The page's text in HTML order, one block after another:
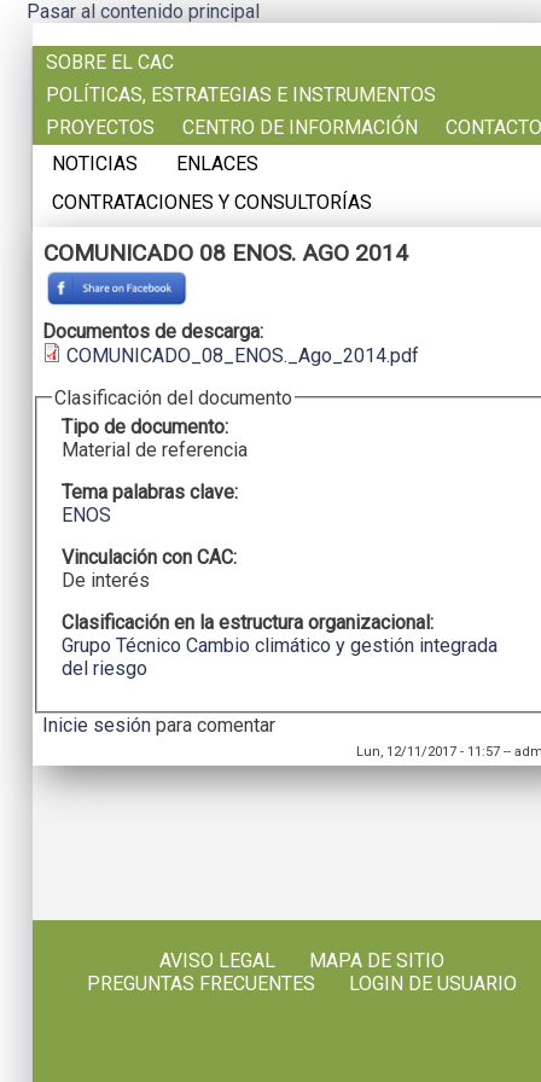
Pasar al contenido principal
SOBRE EL CAC
POLÍTICAS, ESTRATEGIAS E INSTRUMENTOS
PROYECTOS
CENTRO DE INFORMACIÓN
CONTACTO
NOTICIAS
ENLACES
CONTRATACIONES Y CONSULTORÍAS
COMUNICADO 08 ENOS. AGO 2014
Documentos de descarga:
COMUNICADO_08_ENOS._Ago_2014.pdf
Clasificación del documento
Tipo de documento:
Material de referencia
Tema palabras clave:
ENOS
Vinculación con CAC:
De interés
Clasificación en la estructura organizacional:
Grupo Técnico Cambio climático y gestión integrada
del riesgo
Inicie sesiónpara comentar
Lun, 12/11/2017 - 11:57 --
AVISO LEGAL
MAPA DE SITIO
PREGUNTAS FRECUENTES
LOGIN DE USUARIO